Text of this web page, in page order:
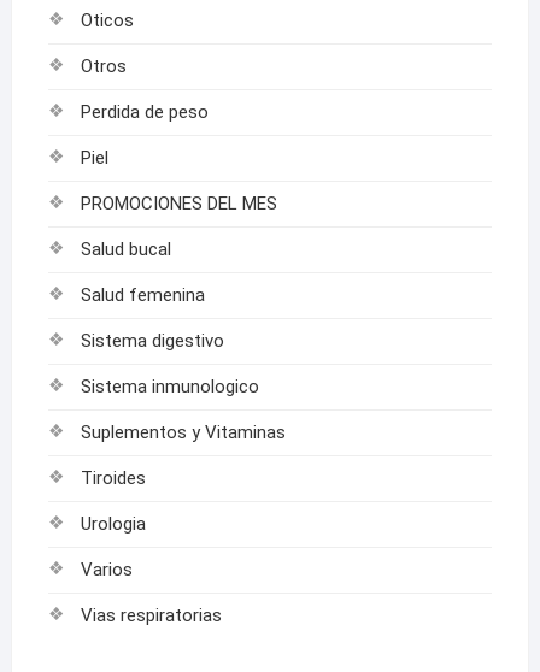
Oticos
Otros
Perdida de peso
Piel
PROMOCIONES DEL MES
Salud bucal
Salud femenina
Sistema digestivo
Sistema inmunologico
Suplementos y Vitaminas
Tiroides
Urologia
Varios
Vias respiratorias